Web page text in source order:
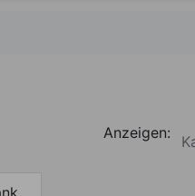
Anzeigen: